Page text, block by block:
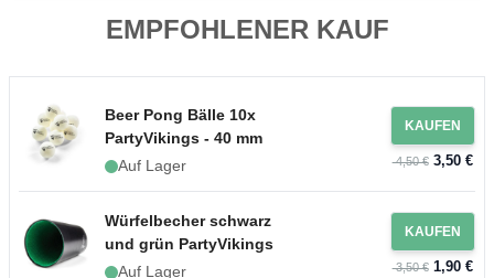
EMPFOHLENER KAUF
Beer Pong Bälle 10x
PartyVikings - 40 mm
Auf Lager
KAUFEN
4,50 €3,50 €
Würfelbecher schwarz
und grün PartyVikings
Auf Lager
KAUFEN
3,50 €1,90 €